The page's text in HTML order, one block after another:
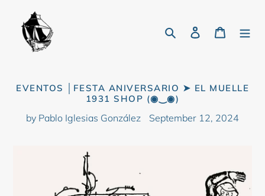
content
Search Log in Cart
EVENTOS │FESTA ANIVERSARIO ➤ EL MUELLE
1931 SHOP (◉‿◉)
by Pablo Iglesias González September 12, 2024